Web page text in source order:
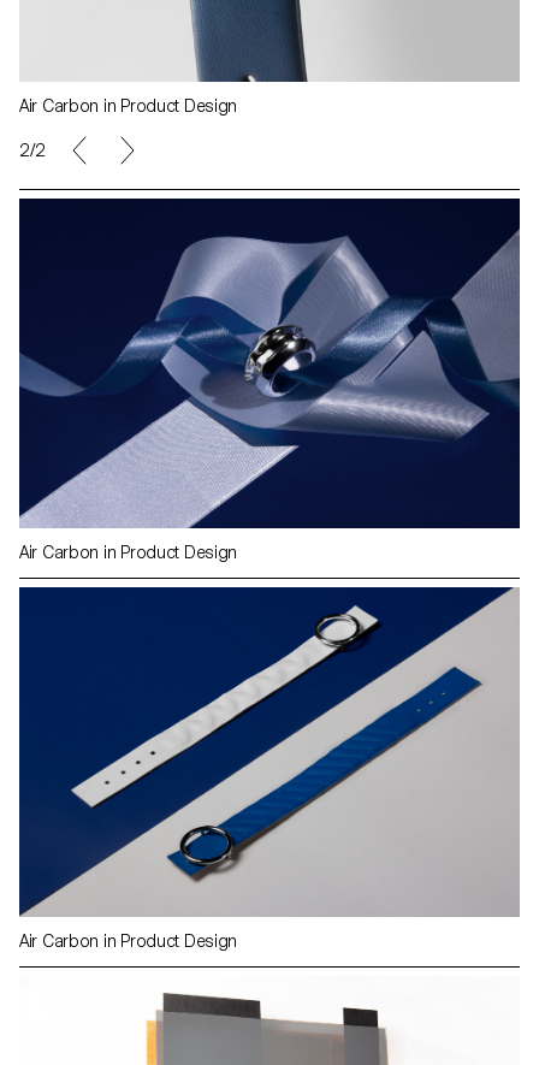
Air Carbon in Product Design
2/2
Air Carbon in Product Design
Air Carbon in Product Design